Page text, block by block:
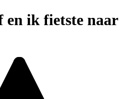
en ik fietste naar